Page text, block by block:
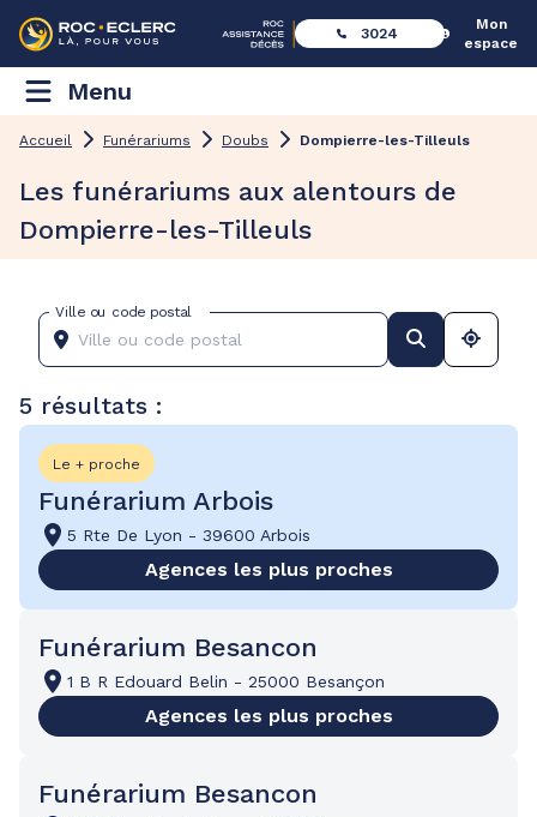
3024
Mon
espace
Menu
Accueil Funérariums Doubs Dompierre-les-Tilleuls
Les funérariums aux alentours de
Dompierre-les-Tilleuls
Ville ou code postal
5 résultats :
Le + proche
Funérarium Arbois
5 Rte De Lyon - 39600 Arbois
Agences les plus proches
Funérarium Besancon
1 B R Edouard Belin - 25000 Besançon
Agences les plus proches
Funérarium Besancon